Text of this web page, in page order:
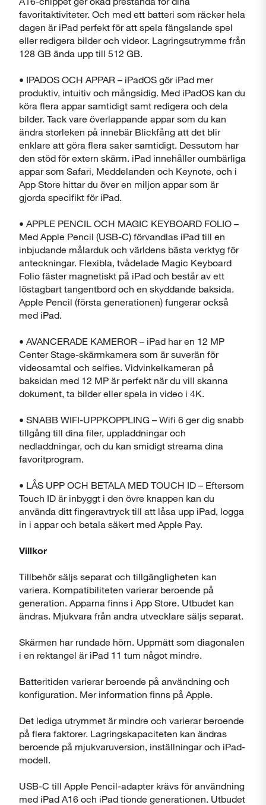
favoritaktiviteter. Och med ett batteri som räcker hela
dagen är iPad perfekt för att spela fängslande spel
eller redigera bilder och videor. Lagringsutrymme från
128 GB ända upp till 512 GB.
• IPADOS OCH APPAR – iPadOS gör iPad mer
produktiv, intuitiv och mångsidig. Med iPadOS kan du
köra flera appar samtidigt samt redigera och dela
bilder. Tack vare överlappande appar som du kan
ändra storleken på innebär Blickfång att det blir
enklare att göra flera saker samtidigt. Dessutom har
den stöd för extern skärm. iPad innehåller oumbärliga
appar som Safari, Meddelanden och Keynote, och i
App Store hittar du över en miljon appar som är
gjorda specifikt för iPad.
• APPLE PENCIL OCH MAGIC KEYBOARD FOLIO –
Med Apple Pencil (USB-C) förvandlas iPad till en
inbjudande målarduk och världens bästa verktyg för
anteckningar. Flexibla, tvådelade Magic Keyboard
Folio fäster magnetiskt på iPad och består av ett
löstagbart tangentbord och en skyddande baksida.
Apple Pencil (första generationen) fungerar också
med iPad.
• AVANCERADE KAMEROR – iPad har en 12 MP
Center Stage-skärmkamera som är suverän för
videosamtal och selfies. Vidvinkelkameran på
baksidan med 12 MP är perfekt när du vill skanna
dokument, ta bilder eller spela in video i 4K.
• SNABB WIFI-UPPKOPPLING – Wifi 6 ger dig snabb
tillgång till dina filer, uppladdningar och
nedladdningar, och du kan smidigt streama dina
favoritprogram.
• LÅS UPP OCH BETALA MED TOUCH ID – Eftersom
Touch ID är inbyggt i den övre knappen kan du
använda ditt fingeravtryck till att låsa upp iPad, logga
in i appar och betala säkert med Apple Pay.
Villkor
Tillbehör säljs separat och tillgängligheten kan
variera. Kompatibiliteten varierar beroende på
generation. Apparna finns i App Store. Utbudet kan
ändras. Mjukvara från andra utvecklare säljs separat.
Skärmen har rundade hörn. Uppmätt som diagonalen
i en rektangel är iPad 11 tum något mindre.
Batteritiden varierar beroende på användning och
konfiguration. Mer information finns på Apple.
Det lediga utrymmet är mindre och varierar beroende
på flera faktorer. Lagringskapaciteten kan ändras
beroende på mjukvaruversion, inställningar och iPad-
modell.
USB-C till Apple Pencil-adapter krävs för användning
med iPad A16 och iPad tionde generationen. Utbudet
Visa produktinformationsblad